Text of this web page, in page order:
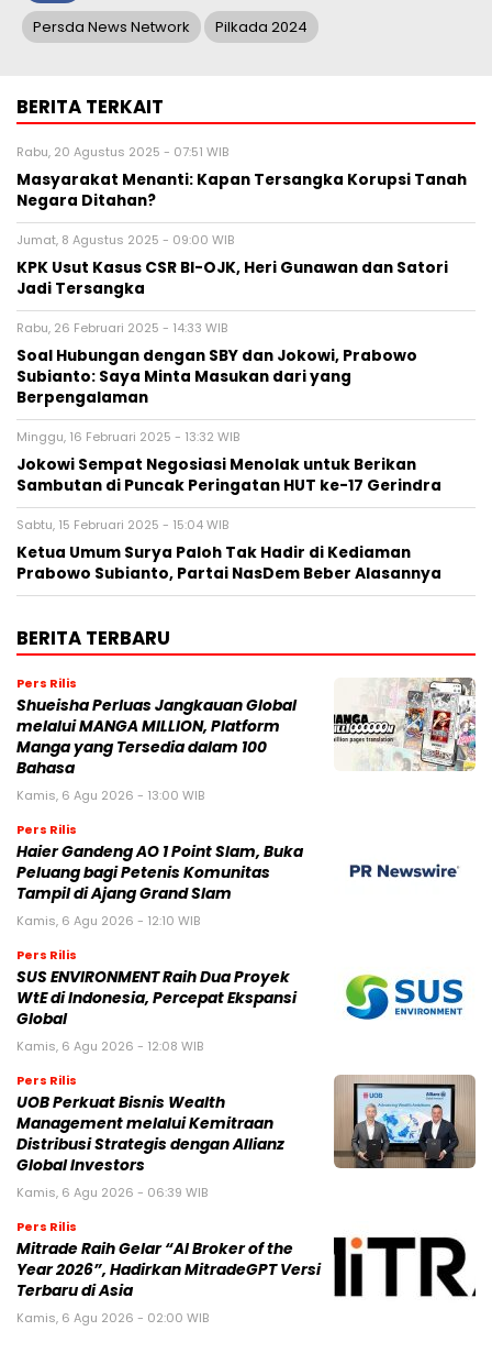
Persda News Network Pilkada 2024
BERITA TERKAIT
Rabu, 20 Agustus 2025 - 07:51 WIB
Masyarakat Menanti: Kapan Tersangka Korupsi Tanah
Negara Ditahan?
Jumat, 8 Agustus 2025 - 09:00 WIB
KPK Usut Kasus CSR BI-OJK, Heri Gunawan dan Satori
Jadi Tersangka
Rabu, 26 Februari 2025 - 14:33 WIB
Soal Hubungan dengan SBY dan Jokowi, Prabowo
Subianto: Saya Minta Masukan dari yang
Berpengalaman
Minggu, 16 Februari 2025 - 13:32 WIB
Jokowi Sempat Negosiasi Menolak untuk Berikan
Sambutan di Puncak Peringatan HUT ke-17 Gerindra
Sabtu, 15 Februari 2025 - 15:04 WIB
Ketua Umum Surya Paloh Tak Hadir di Kediaman
Prabowo Subianto, Partai NasDem Beber Alasannya
BERITA TERBARU
Pers Rilis
Shueisha Perluas Jangkauan Global
melalui MANGA MILLION, Platform
Manga yang Tersedia dalam 100
Bahasa
Kamis, 6 Agu 2026 - 13:00 WIB
Pers Rilis
Haier Gandeng AO 1 Point Slam, Buka
Peluang bagi Petenis Komunitas
Tampil di Ajang Grand Slam
Kamis, 6 Agu 2026 - 12:10 WIB
Pers Rilis
SUS ENVIRONMENT Raih Dua Proyek
WtE di Indonesia, Percepat Ekspansi
Global
Kamis, 6 Agu 2026 - 12:08 WIB
Pers Rilis
UOB Perkuat Bisnis Wealth
Management melalui Kemitraan
Distribusi Strategis dengan Allianz
Global Investors
Kamis, 6 Agu 2026 - 06:39 WIB
Pers Rilis
Mitrade Raih Gelar “AI Broker of the
Year 2026”, Hadirkan MitradeGPT Versi
Terbaru di Asia
Kamis, 6 Agu 2026 - 02:00 WIB